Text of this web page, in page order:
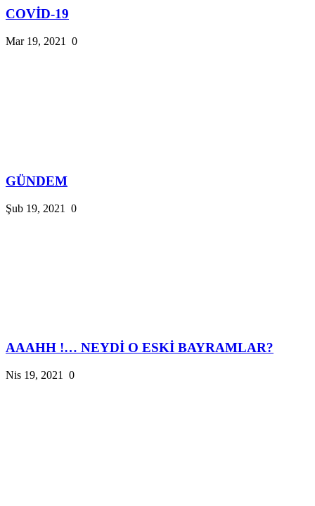
COVİD-19
Mar 19, 2021 0
GÜNDEM
Şub 19, 2021 0
AAAHH !… NEYDİ O ESKİ BAYRAMLAR?
Nis 19, 2021 0